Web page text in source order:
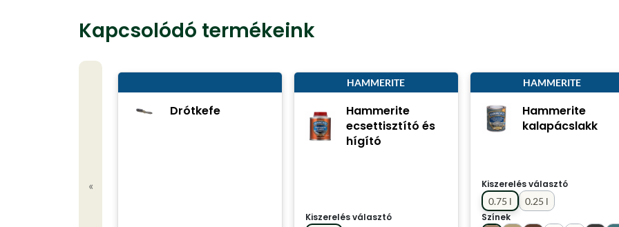
Kapcsolódó termékeink
«
Drótkefe
HAMMERITE
Hammerite
ecsettisztító és
hígító
Kiszerelés választó
HAMMERITE
Hammerite
kalapácslakk
Kiszerelés választó
0.25 l
0.75 l
Színek